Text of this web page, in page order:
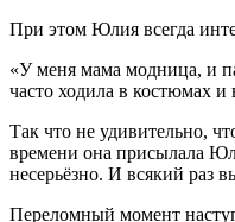
При этом Юлия всегда
«У меня мама модница, и
часто ходила в костюмах
Так что не удивительно,
времени она присылала
несерьёзно. И всякий раз
Переломный момент